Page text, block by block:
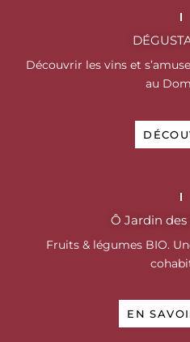
Découvrir les vins et
au
Ô Jardin
Fruits & légumes BIO.
EN